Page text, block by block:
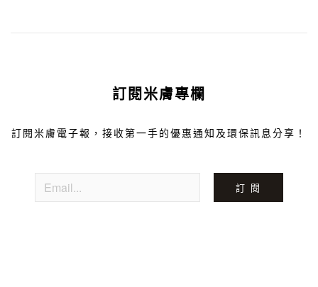
訂閱米膚專欄
訂閱米膚電子報，接收第一手的優惠通知及環保訊息分享！
訂 閱